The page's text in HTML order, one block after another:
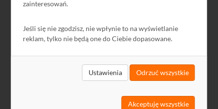
zainteresowań.
Jeśli się nie zgodzisz, nie wpłynie to na wyświetlanie
reklam, tylko nie będą one do Ciebie dopasowane.
Ustawienia Odrzuć wszystkie
Akceptuję wszystkie
Zasilanie [V] AC 100-240 V